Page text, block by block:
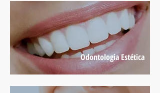
Odontologia Estética